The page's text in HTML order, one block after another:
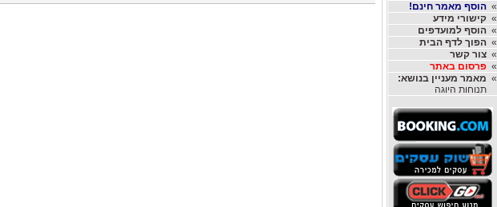
»הוסף מאמר חינם!
»קישורי מידע
»הוסף למועדפים
»הפוך לדף הבית
»צור קשר
»פרסום באתר
» מאמר מעניין בנושא:
תנוחות היוגה